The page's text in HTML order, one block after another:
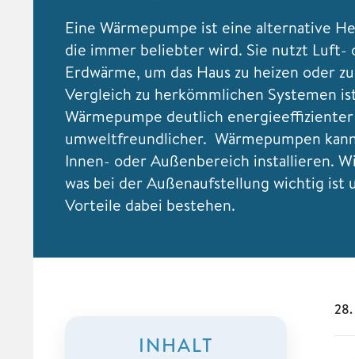
Eine Wärmepumpe ist eine alternative
die immer beliebter wird. Sie nutzt Luft-
Erdwärme, um das Haus zu heizen oder
Vergleich zu herkömmlichen Systemen
Wärmepumpe deutlich
umweltfreundlicher. Wärmepumpen
Innen- oder Außenbereich installieren.
was bei der Außenaufstellung wichtig ist
Vorteile dabei bestehen.
INHALT